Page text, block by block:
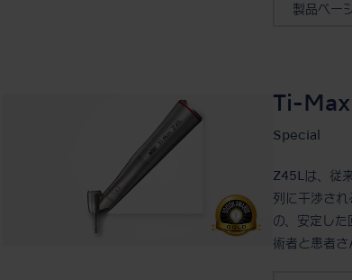
製品ペー
Ti-
Special
Z45Lは、従
列に干渉され
の、安定した
術者と患者さ